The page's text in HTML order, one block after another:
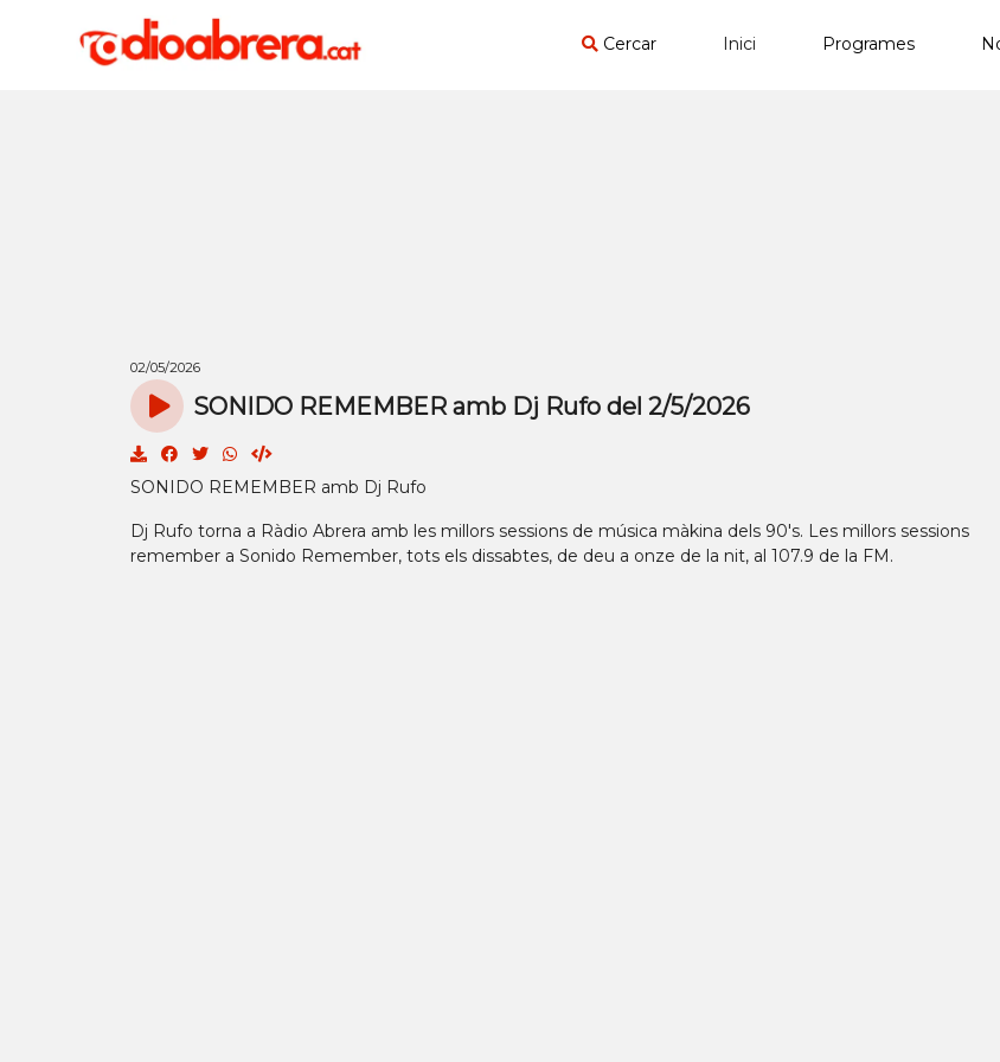
Cercar Inici Programes
02/05/2026
SONIDO REMEMBER amb Dj Rufo del 2/5/2026
SONIDO REMEMBER amb Dj Rufo
Dj Rufo torna a Ràdio Abrera amb les millors sessions de música màkina dels 90's. Les millors sessions
remember a Sonido Remember, tots els dissabtes, de deu a onze de la nit, al 107.9 de la FM.